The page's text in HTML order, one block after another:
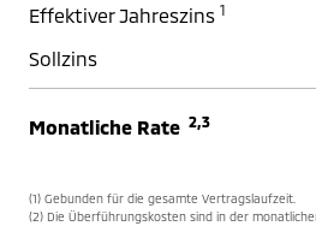
Effektiver Jahreszins 1
Sollzins
Monatliche Rate 2,3
(1) Gebunden für die gesamte Vertragslaufzeit.
(2) Die Überführungskosten sind in der